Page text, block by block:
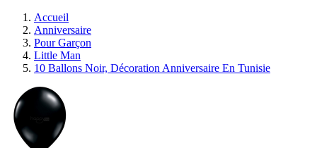
Accueil
Anniversaire
Pour Garçon
Little Man
10 Ballons Noir, Décoration Anniversaire En Tunisie